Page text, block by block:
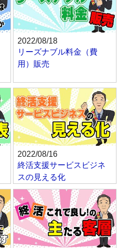
2022/08/18
リーズナブル料金（費
用）販売
2022/08/16
終活支援サービスビジネ
スの見える化